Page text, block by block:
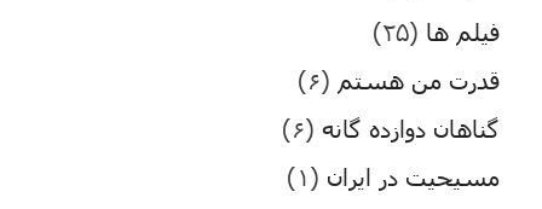
فیلم ها (۲۵)
قدرت من هستم (۶)
گناهان دوازده گانه (۶)
مسیحیت در ایران (۱)